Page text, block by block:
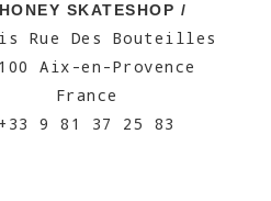
SKATESHOP /
Rue Des Bouteilles
Aix-en-Provence
France
+33 9 81 37 25 83